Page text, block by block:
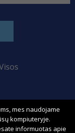
mes naudojame
kompiuteryje.
informuotas apie